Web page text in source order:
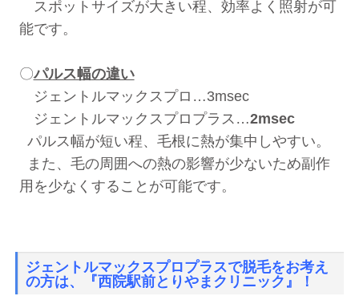
スポットサイズが大きい程、効率よく照射が可
能です。
〇パルス幅の違い
ジェントルマックスプロ…3msec
ジェントルマックスプロプラス…2msec
パルス幅が短い程、毛根に熱が集中しやすい。
また、毛の周囲への熱の影響が少ないため副作
用を少なくすることが可能です。
ジェントルマックスプロプラスで脱毛をお考え
の方は、『西院駅前とりやまクリニック』！